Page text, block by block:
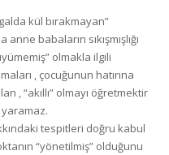
kül bırakmayan”
babaların sıkışmışlığı
olmakla ilgili
, çocuğunun hatırına
, “akıllı” olmayı öğretmektir
tespitleri doğru kabul
“yönetilmiş” olduğunu